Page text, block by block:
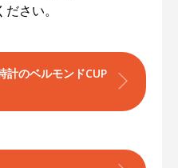
さい。
計のベルモンドCUP